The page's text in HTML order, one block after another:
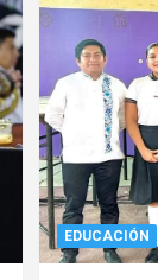
EDUCACIÓN